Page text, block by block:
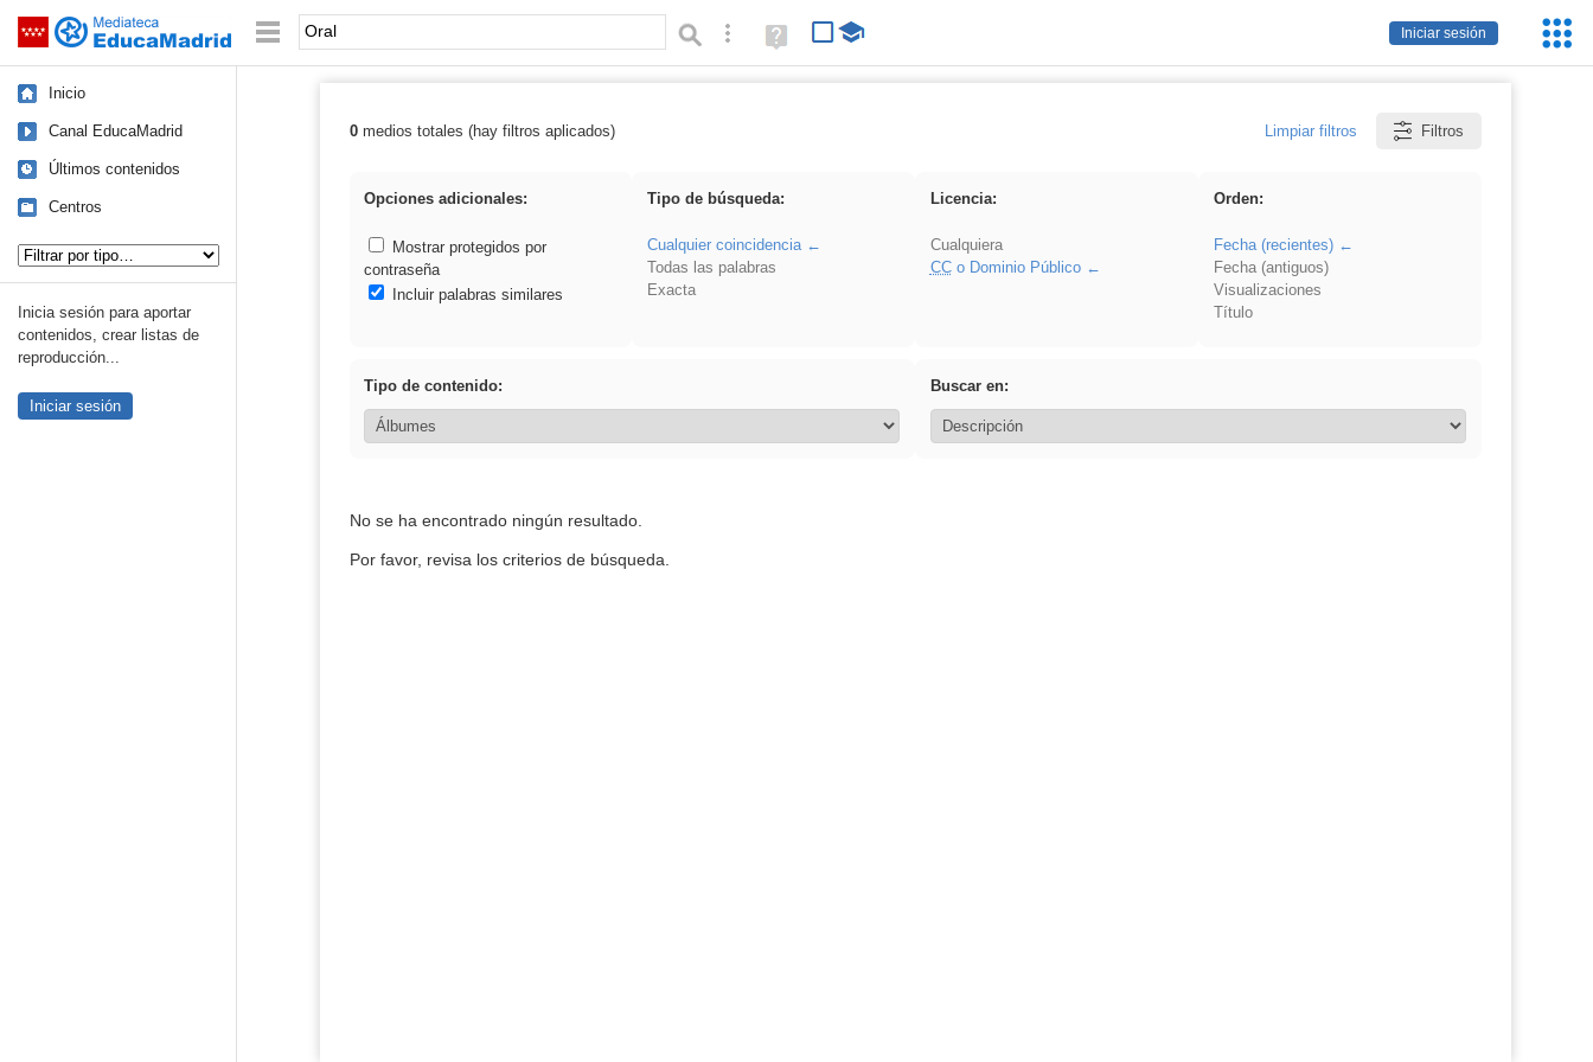
Saltar navegación
Iniciar sesión
Palabra o frase: Búsqueda avanzada
Ayuda
(en
Inicio
Canal EducaMadrid
Últimos contenidos
Centros
Inicia sesión para aportar
contenidos, crear listas de
reproducción...
Iniciar sesión
Resultados de: Oral
0medios totales (hay filtros aplicados) Limpiar filtros Filtros
Opciones adicionales:
Mostrar protegidos por
contraseña
Incluir palabras similares
Tipo de búsqueda:
Cualquier coincidencia
Todas las palabras
Exacta
Licencia:
Cualquiera
CCo Dominio Público
Orden:
Fecha (recientes)
Fecha (antiguos)
Visualizaciones
Título
Tipo de contenido: Buscar en:
No se ha encontrado ningún resultado.
Por favor, revisa los criterios de búsqueda.